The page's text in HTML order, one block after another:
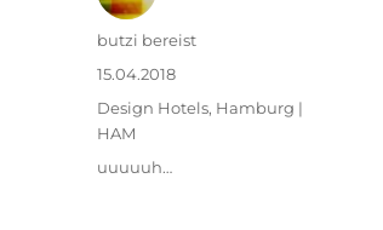
Autor
butzi bereist
Veröffentlicht
15.04.2018
Kategorien
Design Hotels, Hamburg |
HAM
Schlagwörter
uuuuuh…